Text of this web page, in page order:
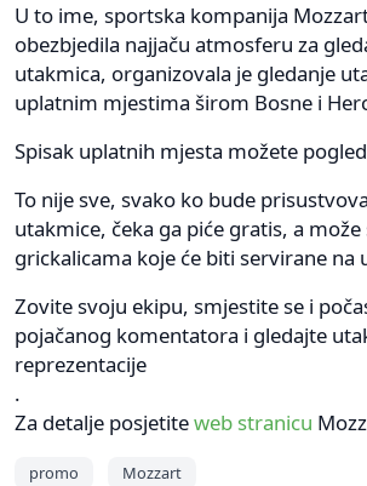
U to ime, sportska kompanija
obezbjedila najjaču atmosferu za
utakmica, organizovala je gledanje
uplatnim mjestima širom Bosne i
Spisak uplatnih mjesta možete
To nije sve, svako ko bude
utakmice, čeka ga piće gratis, a može
grickalicama koje će biti servirane
Zovite svoju ekipu, smjestite se i
pojačanog komentatora i gledajte
reprezentacije
.
Za detalje posjetiteweb stranicu
promo Mozzart